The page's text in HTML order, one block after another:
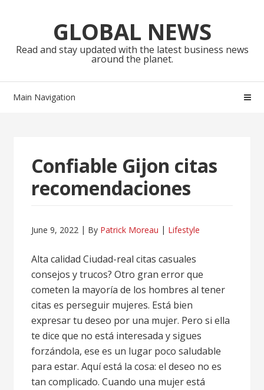
navigationGLOBAL NEWS
Read and stay updated with the latest business news
around the planet.
Main Navigation
Confiable Gijon citas
recomendaciones
June 9, 2022 By Patrick Moreau Lifestyle
Alta calidad Ciudad-real citas casuales
consejos y trucos? Otro gran error que
cometen la mayoría de los hombres al tener
citas es perseguir mujeres. Está bien
expresar tu deseo por una mujer. Pero si ella
te dice que no está interesada y sigues
forzándola, ese es un lugar poco saludable
para estar. Aquí está la cosa: el deseo no es
tan complicado. Cuando una mujer está